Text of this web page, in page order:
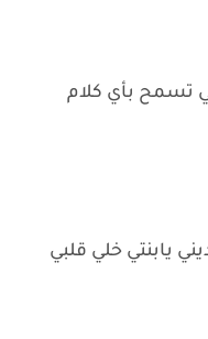
تسمح بأي كلام
يابنتي خلي قلبي